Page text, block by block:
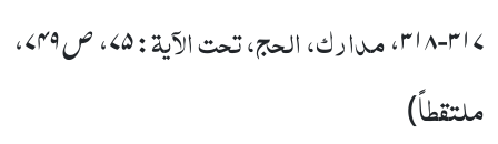
۳۱۷-۳۱۸،
مدارک، الحج، تحت الآیۃ: ۷۵، ص۷۴۹،
ملتقطاً)